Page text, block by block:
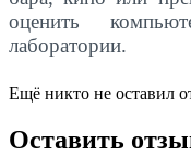
оценить
лаборатории.
Ещё никто не оставил
Оставить